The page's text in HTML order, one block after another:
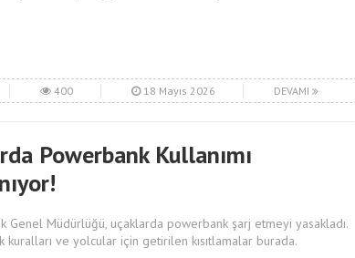
400 18 Mayıs 2026 DEVAMI
Powerbank Kullanımı
Genel Müdürlüğü, uçaklarda powerbank şarj etmeyi yasakladı.
kuralları ve yolcular için getirilen kısıtlamalar burada.